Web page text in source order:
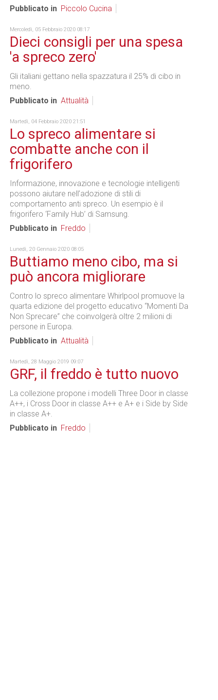
Pubblicato in Piccolo Cucina
Mercoledì, 05 Febbraio 2020 08:17
Dieci consigli per una spesa
'a spreco zero'
Gli italiani gettano nella spazzatura il 25% di cibo in
meno.
Pubblicato in Attualità
Martedì, 04 Febbraio 2020 21:51
Lo spreco alimentare si
combatte anche con il
frigorifero
Informazione, innovazione e tecnologie intelligenti
possono aiutare nell’adozione di stili di
comportamento anti spreco. Un esempio è il
frigorifero ‘Family Hub’ di Samsung.
Pubblicato in Freddo
Lunedì, 20 Gennaio 2020 08:05
Buttiamo meno cibo, ma si
può ancora migliorare
Contro lo spreco alimentare Whirlpool promuove la
quarta edizione del progetto educativo “Momenti Da
Non Sprecare” che coinvolgerà oltre 2 milioni di
persone in Europa.
Pubblicato in Attualità
Martedì, 28 Maggio 2019 09:07
GRF, il freddo è tutto nuovo
La collezione propone i modelli Three Door in classe
A++, i Cross Door in classe A++ e A+ e i Side by Side
in classe A+.
Pubblicato in Freddo